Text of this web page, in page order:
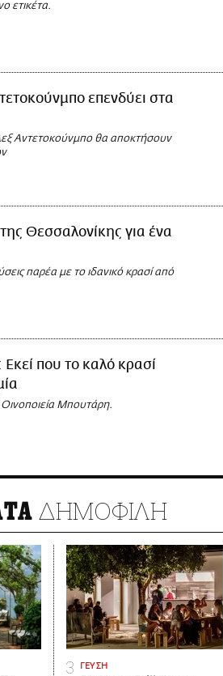
ετικέτα.
επενδύει στα
Αντετοκούνμπο θα αποκτήσουν
Θεσσαλονίκης για ένα
παρέα με το ιδανικό κρασί από
Εκεί που το καλό κρασί
Μπουτάρη.
ΔΗΜΟΦΙΛΗ
ΓΕΥΣΗ